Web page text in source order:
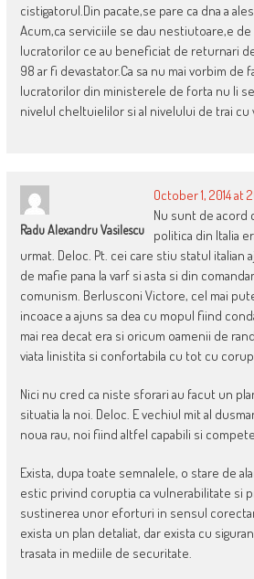
cistigatorul.Din pacate,se pare ca dna a
Acum,ca serviciile se dau nestiutoare,e de
lucratorilor ce au beneficiat de returnari
98 ar fi devastator.Ca sa nu mai vorbim de
lucratorilor din ministerele de forta nu li
nivelul cheltuielilor si al nivelului de trai cu
Radu Alexandru Vasilescu
October 1, 2014 at
Nu sunt de acord
politica din Italia
urmat. Deloc. Pt. cei care stiu statul italian
de mafie pana la varf si asta si din
comunism. Berlusconi Victore, cel mai
incoace a ajuns sa dea cu mopul fiind
mai rea decat era si oricum oamenii de
viata linistita si confortabila cu tot cu
Nici nu cred ca niste sforari au facut un
situatia la noi. Deloc. E vechiul mit al
noua rau, noi fiind altfel capabili si
Exista, dupa toate semnalele, o stare de
estic privind coruptia ca vulnerabilitate si
sustinerea unor eforturi in sensul
exista un plan detaliat, dar exista cu
trasata in mediile de securitate.